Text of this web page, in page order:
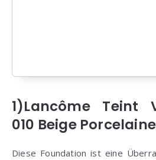
1)Lancôme Teint
010 Beige Porcelaine
Diese Foundation ist eine